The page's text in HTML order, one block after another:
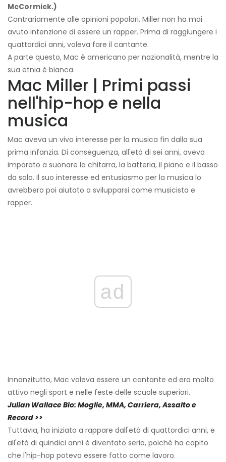
McCormick.)
Contrariamente alle opinioni popolari, Miller non ha mai
avuto intenzione di essere un rapper. Prima di raggiungere i
quattordici anni, voleva fare il cantante.
A parte questo, Mac è americano per nazionalità, mentre la
sua etnia è bianca.
Mac Miller | Primi passi
nell'hip-hop e nella
musica
Mac aveva un vivo interesse per la musica fin dalla sua
prima infanzia. Di conseguenza, all'età di sei anni, aveva
imparato a suonare la chitarra, la batteria, il piano e il basso
da solo. Il suo interesse ed entusiasmo per la musica lo
avrebbero poi aiutato a svilupparsi come musicista e
rapper.
ad
Innanzitutto, Mac voleva essere un cantante ed era molto
attivo negli sport e nelle feste delle scuole superiori.
Julian Wallace Bio: Moglie, MMA, Carriera, Assalto e
Record >>
Tuttavia, ha iniziato a rappare dall'età di quattordici anni, e
all'età di quindici anni è diventato serio, poiché ha capito
che l'hip-hop poteva essere fatto come lavoro.